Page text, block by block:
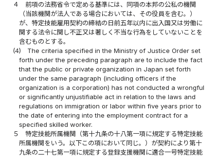
４
前項の法務省令で定める基準には、同項の本邦の公私の機関
（当該機関が法人である場合においては、その役員を含む。）
が、特定技能雇用契約の締結の日前五年以内に出入国又は労働に
関する法令に関し不正又は著しく不当な行為をしていないことを
含むものとする。
(4)
The criteria specified in the Ministry of Justice Order set
forth under the preceding paragraph are to include the fact
that the public or private organization in Japan set forth
under the same paragraph (including officers if the
organization is a corporation) has not conducted a wrongful
or significantly unjustifiable act in relation to the laws and
regulations on immigration or labor within five years prior to
the date of entering into the employment contract for a
specified skilled worker.
５
特定技能所属機関（第十九条の十八第一項に規定する特定技能
所属機関をいう。以下この項において同じ。）が契約により第十
九条の二十七第一項に規定する登録支援機関に適合一号特定技能